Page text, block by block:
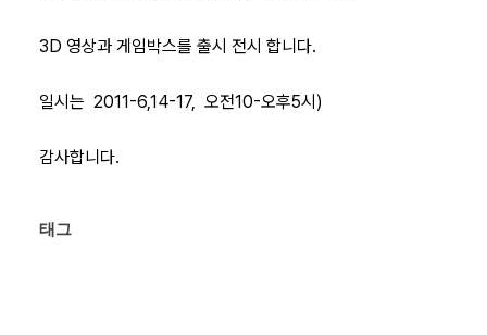
3D 영상과 게임박스를 출시 전시 합니다.
일시는 2011-6,14-17, 오전10-오후5시)
감사합니다.
태그